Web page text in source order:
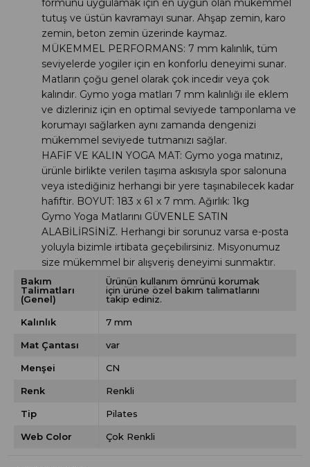
formunu uygulamak için en uygun olan mükemmel
tutuş ve üstün kavramayı sunar. Ahşap zemin, karo
zemin, beton zemin üzerinde kaymaz.
MÜKEMMEL PERFORMANS: 7 mm kalınlık, tüm
seviyelerde yogiler için en konforlu deneyimi sunar.
Matların çoğu genel olarak çok incedir veya çok
kalındır. Gymo yoga matları 7 mm kalınlığı ile eklem
ve dizleriniz için en optimal seviyede tamponlama ve
korumayı sağlarken aynı zamanda dengenizi
mükemmel seviyede tutmanızı sağlar.
HAFİF VE KALIN YOGA MAT: Gymo yoga matınız,
ürünle birlikte verilen taşıma askısıyla spor salonuna
veya istediğiniz herhangi bir yere taşınabilecek kadar
hafiftir. BOYUT: 183 x 61 x 7 mm. Ağırlık: 1kg
Gymo Yoga Matlarını GÜVENLE SATIN
ALABİLİRSİNİZ. Herhangi bir sorunuz varsa e-posta
yoluyla bizimle irtibata geçebilirsiniz. Misyonumuz
size mükemmel bir alışveriş deneyimi sunmaktır.
Bakım
Talimatları
(Genel)
Ürünün kullanım ömrünü korumak
için ürüne özel bakım talimatlarını
takip ediniz.
Kalınlık 7 mm
Mat Çantası var
Menşei CN
Renk Renkli
Tip Pilates
Web Color Çok Renkli